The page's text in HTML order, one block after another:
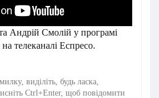
Андрій Смолій у програмі
телеканалі Еспресо.
виділіть, будь ласка,
Ctrl+Enter, щоб повідомити